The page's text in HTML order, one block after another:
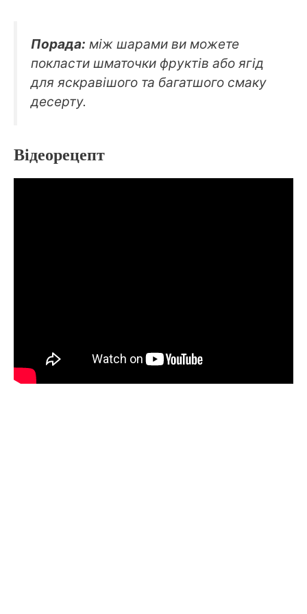
Порада: між шарами ви можете
покласти шматочки фруктів або ягід
для яскравішого та багатшого смаку
десерту.
Відеорецепт